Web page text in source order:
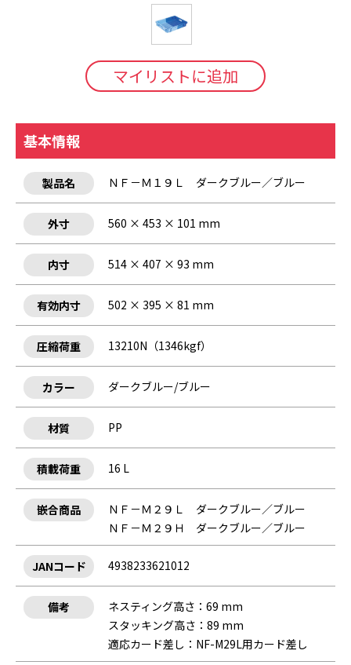
マイリストに追加
基本情報
製品名 ＮＦ－Ｍ１９Ｌ ダークブルー／ブルー
外寸 560 × 453 × 101 mm
内寸 514 × 407 × 93 mm
有効内寸 502 × 395 × 81 mm
圧縮荷重 13210N（1346kgf）
カラー ダークブルー/ブルー
材質 PP
積載荷重 16 L
嵌合商品
ＮＦ－Ｍ２９Ｌ ダークブルー／ブルー
ＮＦ－Ｍ２９Ｈ ダークブルー／ブルー
JANコード 4938233621012
備考
ネスティング高さ：69 mm
スタッキング高さ：89 mm
適応カード差し：NF-M29L用カード差し